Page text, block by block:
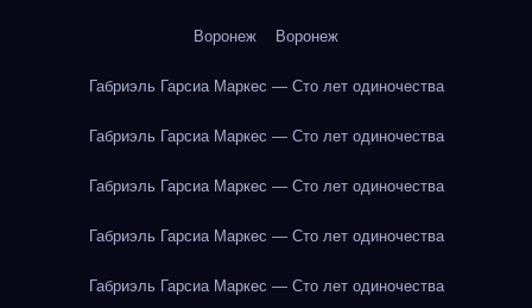
Воронеж Воронеж
Габриэль Гарсиа Маркес — Сто лет одиночества
Габриэль Гарсиа Маркес — Сто лет одиночества
Габриэль Гарсиа Маркес — Сто лет одиночества
Габриэль Гарсиа Маркес — Сто лет одиночества
Габриэль Гарсиа Маркес — Сто лет одиночества